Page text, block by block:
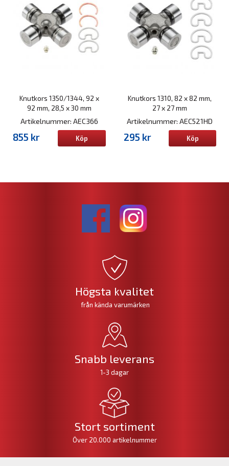
Knutkors 1350/1344, 92 x
92 mm, 28,5 x 30 mm
Artikelnummer: AEC366
855 kr Köp
Knutkors 1310, 82 x 82 mm,
27 x 27 mm
Artikelnummer: AEC521HD
295 kr Köp
Högsta kvalitet
från kända varumärken
Snabb leverans
1-3 dagar
Stort sortiment
Över 20.000 artikelnummer